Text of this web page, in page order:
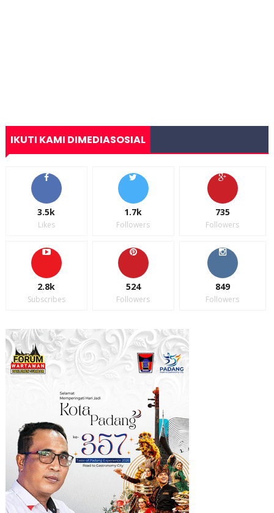
IKUTI KAMI DIMEDIASOSIAL
3.5k
Likes
1.7k
Followers
735
Followers
2.8k
Subscribes
524
Followers
849
Followers